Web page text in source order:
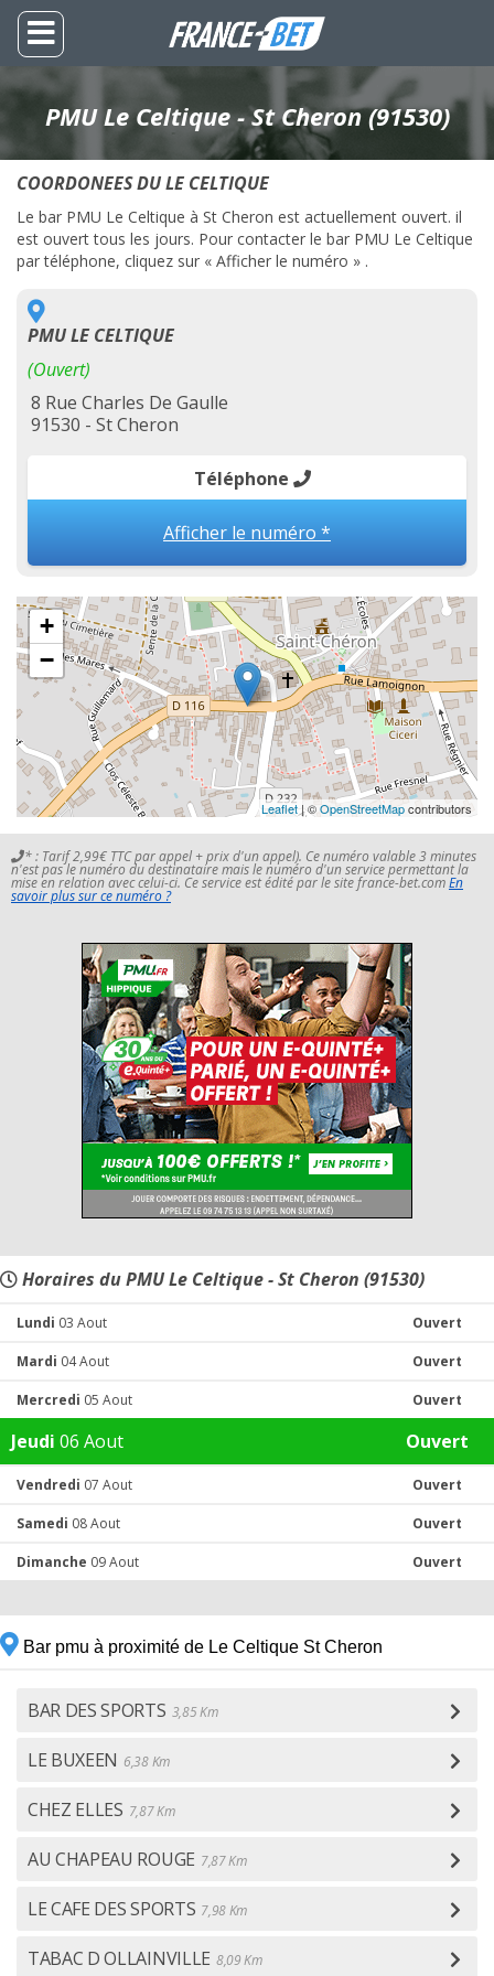
PMU Le Celtique - St Cheron (91530)
COORDONEES DU LE CELTIQUE
Le bar PMU Le Celtique à St Cheron est actuellement ouvert. il
est ouvert tous les jours. Pour contacter le bar PMU Le Celtique
par téléphone, cliquez sur « Afficher le numéro » .
PMU LE CELTIQUE
(Ouvert)
8 Rue Charles De Gaulle
91530 - St Cheron
Téléphone
Afficher le numéro *
+
−
Leaflet | ©OpenStreetMapcontributors
* : Tarif 2,99€ TTC par appel + prix d'un appel). Ce numéro valable 3 minutes
n'est pas le numéro du destinataire mais le numéro d'un service permettant la
mise en relation avec celui-ci. Ce service est édité par le site france-bet.comEn
savoir plus sur ce numéro ?
Horaires du PMU Le Celtique - St Cheron (91530)
Lundi 03 Aout Ouvert
Mardi 04 Aout Ouvert
Mercredi 05 Aout Ouvert
Jeudi 06 Aout Ouvert
Vendredi 07 Aout Ouvert
Samedi 08 Aout Ouvert
Dimanche 09 Aout Ouvert
Bar pmu à proximité de Le Celtique St Cheron
BAR DES SPORTS 3,85 Km
LE BUXEEN 6,38 Km
CHEZ ELLES 7,87 Km
AU CHAPEAU ROUGE 7,87 Km
LE CAFE DES SPORTS 7,98 Km
TABAC D OLLAINVILLE 8,09 Km